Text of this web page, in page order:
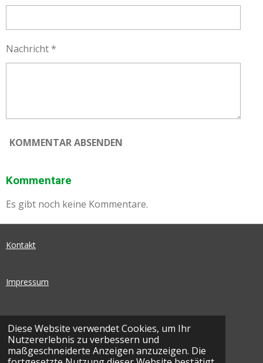
Diese Website verwendet Cookies, um Ihr
Nutzererlebnis zu verbessern und
maßgeschneiderte Anzeigen anzuzeigen. Die
Nachricht *
KOMMENTAR ABSENDEN
Kommentare
Es gibt noch keine Kommentare.
Kontakt
Impressum
Datenschutz
I
F